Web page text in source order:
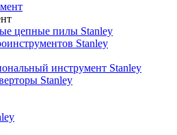
цепные пилы Stanley
Stanley
инструмент Stanley
Stanley